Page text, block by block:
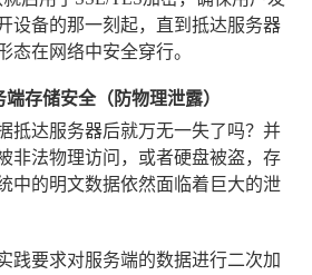
设备的那一刻起，直到抵达服务器
态在网络中安全穿行。
存储安全（防物理泄露）
抵达服务器后就万无一失了吗？并
非法物理访问，或者硬盘被盗，存
中的明文数据依然面临着巨大的泄
践要求对服务端的数据进行二次加